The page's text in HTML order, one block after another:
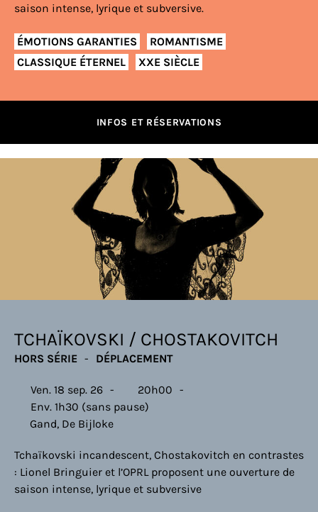
saison intense, lyrique et subversive.
ÉMOTIONS GARANTIES
ROMANTISME
CLASSIQUE ÉTERNEL
XXE SIÈCLE
INFOS ET RÉSERVATIONS
TCHAÏKOVSKI / CHOSTAKOVITCH
HORS SÉRIE DÉPLACEMENT
Ven. 18 sep. 26
20h00
Env. 1h30 (sans pause)
Gand, De Bijloke
Tchaïkovski incandescent, Chostakovitch en contrastes
: Lionel Bringuier et l’OPRL proposent une ouverture de
saison intense, lyrique et subversive